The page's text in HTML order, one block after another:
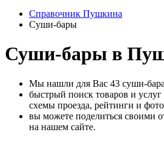
Справочник Пушкина
Суши-бары
Суши-бары в
Мы нашли для Вас 43 суши-
быстрый поиск товаров и
схемы проезда, рейтинги и
вы можете поделиться своими
на нашем сайте.